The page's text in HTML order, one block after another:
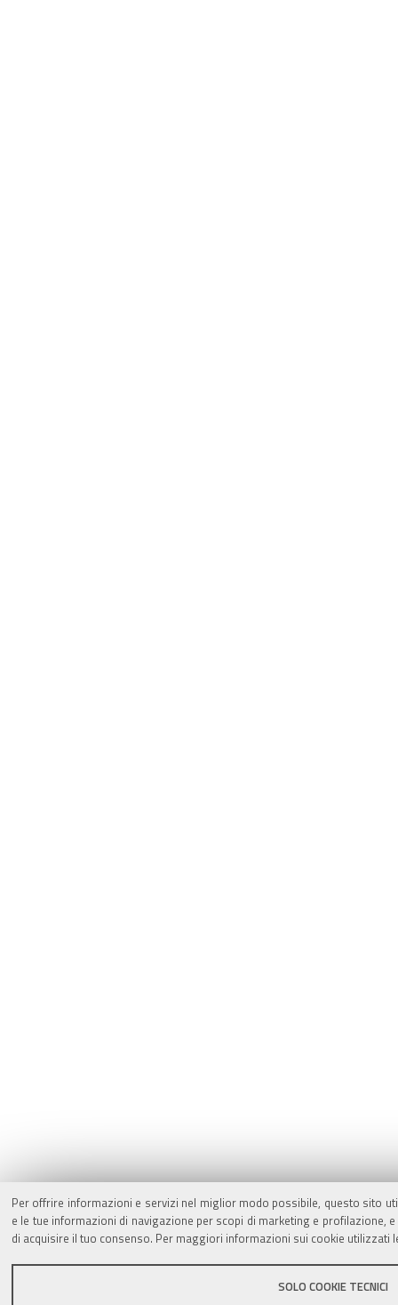
Per offrire informazioni e servizi nel miglior modo possibile, questo sito
e le tue informazioni di navigazione per scopi di marketing e
di acquisire il tuo consenso. Per maggiori informazioni sui cookie utilizzati
SOLO COOKIE TECNICI